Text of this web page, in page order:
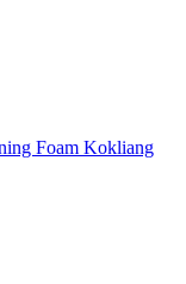
Foam Kokliang